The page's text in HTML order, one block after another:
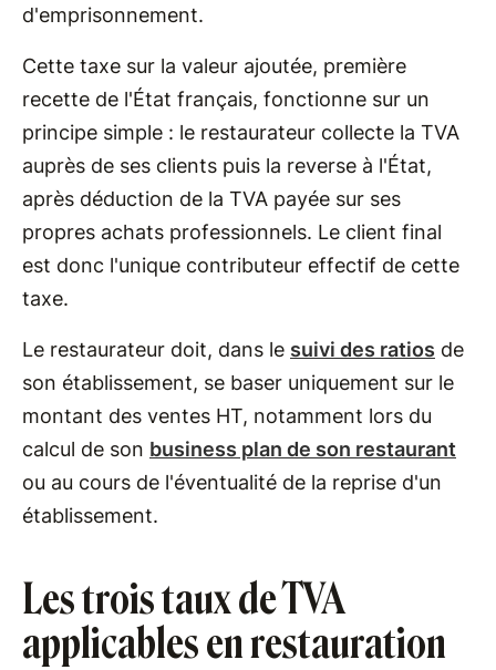
d'emprisonnement.
Cette taxe sur la valeur ajoutée, première
recette de l'État français, fonctionne sur un
principe simple : le restaurateur collecte la TVA
auprès de ses clients puis la reverse à l'État,
après déduction de la TVA payée sur ses
propres achats professionnels. Le client final
est donc l'unique contributeur effectif de cette
taxe.
Le restaurateur doit, dans le suivi des ratios de
son établissement, se baser uniquement sur le
montant des ventes HT, notamment lors du
calcul de son business plan de son restaurant
ou au cours de l'éventualité de la reprise d'un
établissement.
Les trois taux de TVA
applicables en restauration